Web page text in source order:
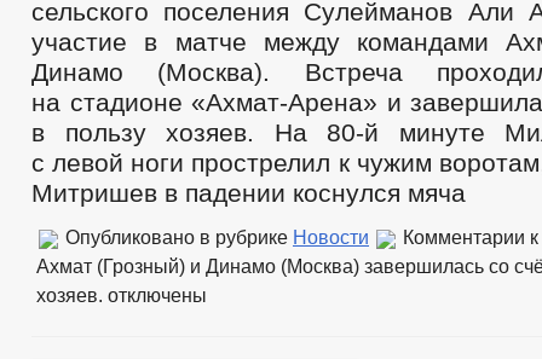
сельского поселения Сулейманов Али
участие в матче между командами
Динамо (Москва). Встреча
на стадионе «Ахмат-Арена» и
в пользу хозяев. На 80-й минуте
с левой ноги прострелил к чужим
Митришев в падении коснулся мяча
Опубликовано в рубрике Новости Комментарии
Ахмат (Грозный) и Динамо (Москва) завершилась со
хозяев. отключены